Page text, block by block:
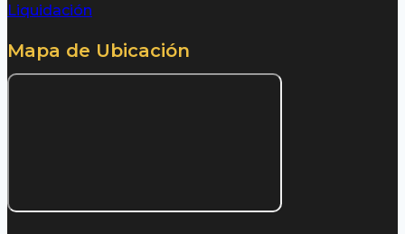
Liquidación
Mapa de Ubicación